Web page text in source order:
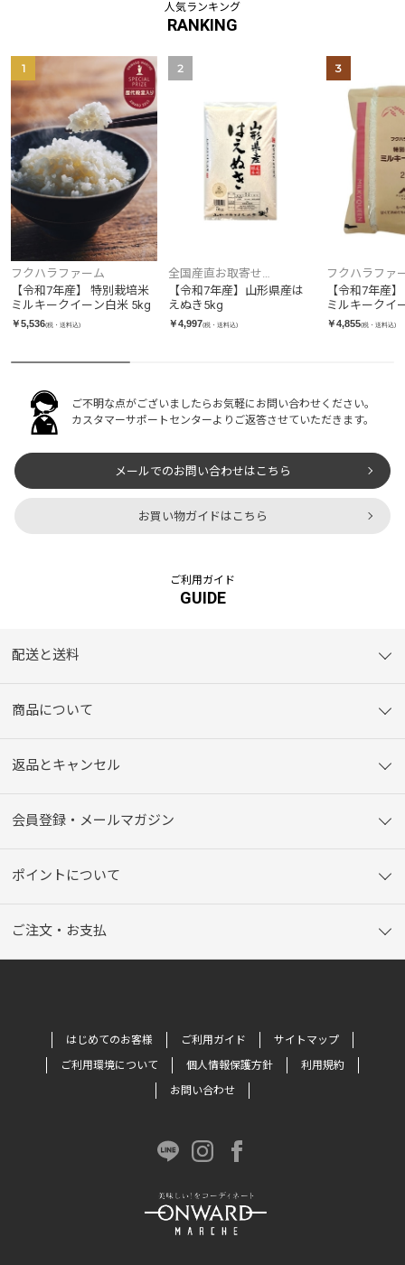
人気ランキング
RANKING
1
フクハラファーム
【令和7年産】 特別栽培米
ミルキークイーン白米 5kg
￥5,536(税・送料込)
2
全国産直お取寄せ
TOKKA（トッカ）
【令和7年産】山形県産は
えぬき5kg
￥4,997(税・送料込)
3
フクハラファ
【令和7年産
ミルキークイ
2kg×2袋
￥4,855(税・送料込)
ご不明な点がございましたらお気軽にお問い合わせください。
カスタマーサポートセンターよりご返答させていただきます。
メールでのお問い合わせはこちら
お買い物ガイドはこちら
ご利用ガイド
GUIDE
配送と送料
商品について
返品とキャンセル
会員登録・メールマガジン
ポイントについて
ご注文・お支払
はじめてのお客様 ご利用ガイド
サイトマップ
ご利用環境について
個人情報保護方針
利用規約
お問い合わせ